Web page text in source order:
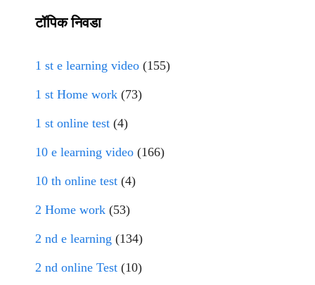
टॉपिक निवडा
1 st e learning video (155)
1 st Home work (73)
1 st online test (4)
10 e learning video (166)
10 th online test (4)
2 Home work (53)
2 nd e learning (134)
2 nd online Test (10)